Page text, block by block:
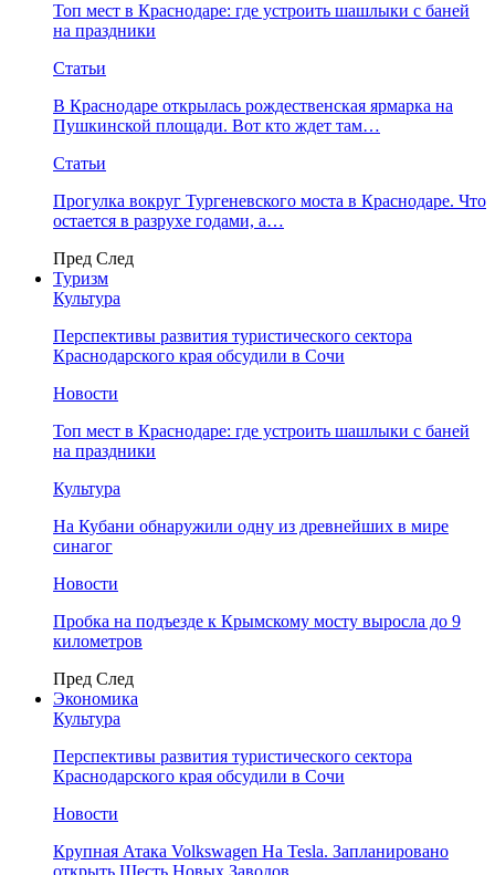
Топ мест в Краснодаре: где устроить шашлыки с баней
на праздники
Статьи
В Краснодаре открылась рождественская ярмарка на
Пушкинской площади. Вот кто ждет там…
Статьи
Прогулка вокруг Тургеневского моста в Краснодаре. Что
остается в разрухе годами, а…
Пред След
Туризм
Культура
Перспективы развития туристического сектора
Краснодарского края обсудили в Сочи
Новости
Топ мест в Краснодаре: где устроить шашлыки с баней
на праздники
Культура
На Кубани обнаружили одну из древнейших в мире
синагог
Новости
Пробка на подъезде к Крымскому мосту выросла до 9
километров
Пред След
Экономика
Культура
Перспективы развития туристического сектора
Краснодарского края обсудили в Сочи
Новости
Крупная Атака Volkswagen На Tesla. Запланировано
открыть Шесть Новых Заводов